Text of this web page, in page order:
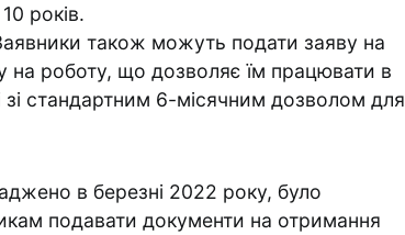
років.
також можуть подати заяву на
на роботу, що дозволяє їм працювати в
зі стандартним 6-місячним дозволом для
в березні 2022 року, було
подавати документи на отримання